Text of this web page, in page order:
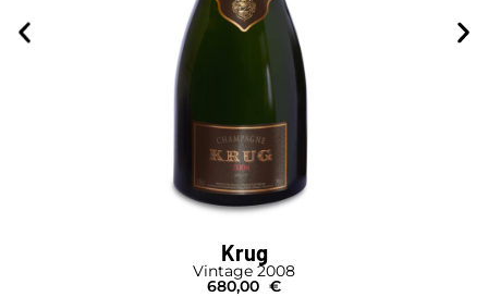
Krug
Vintage 2008
680,00 €